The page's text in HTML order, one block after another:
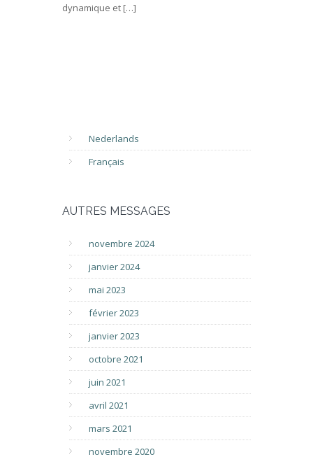
dynamique et […]
Nederlands
Français
AUTRES MESSAGES
novembre 2024
janvier 2024
mai 2023
février 2023
janvier 2023
octobre 2021
juin 2021
avril 2021
mars 2021
novembre 2020